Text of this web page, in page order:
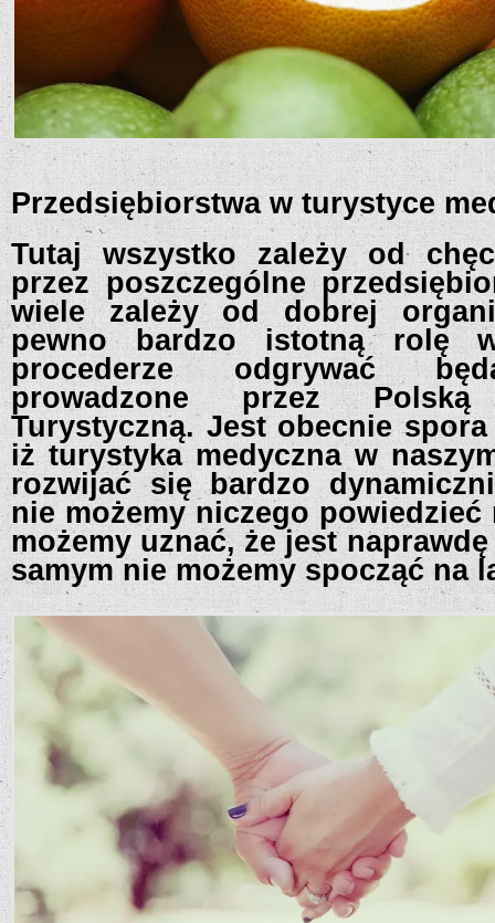
Przedsiębiorstwa w turystyce
Tutaj wszystko zależy od
przez poszczególne
wiele zależy od dobrej
pewno bardzo istotną rolę
procederze odgrywać
prowadzone przez Polską
Turystyczną. Jest obecnie
iż turystyka medyczna w
rozwijać się bardzo
nie możemy niczego powiedzieć
możemy uznać, że jest
samym nie możemy spocząć na